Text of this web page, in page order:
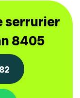
serrurier
8405